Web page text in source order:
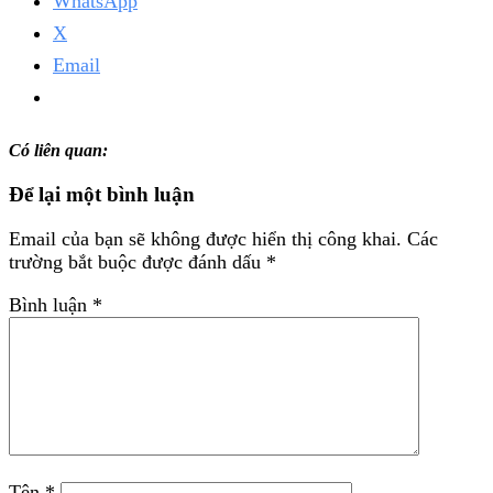
X
Email
Có liên quan:
Để lại một bình luận
Email của bạn sẽ không được hiển thị công khai. Các
trường bắt buộc được đánh dấu *
Bình luận *